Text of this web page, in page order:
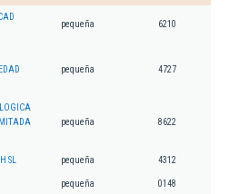
pequeña 6210
pequeña 4727
pequeña 8622
SL pequeña 4312
pequeña 0148